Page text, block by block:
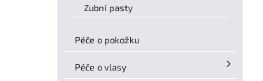
Zubní pasty
Péče o pokožku
Péče o vlasy